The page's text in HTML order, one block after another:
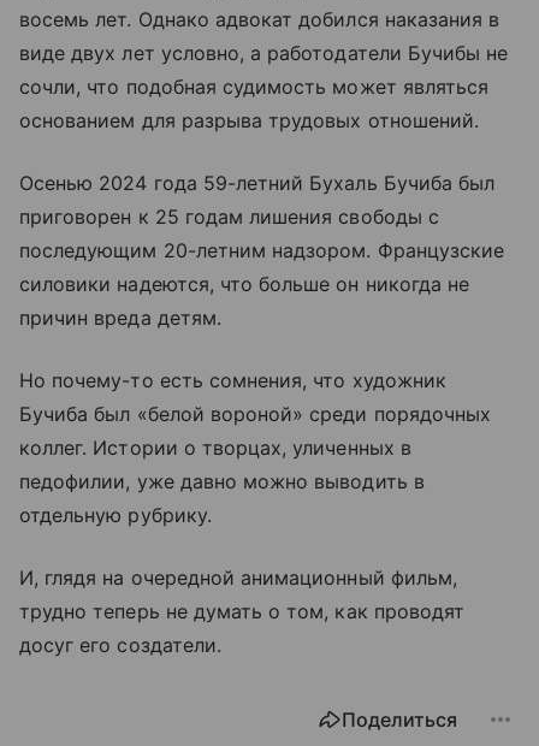
восемь лет. Однако адвокат добился наказания в
виде двух лет условно, а работодатели Бучибы не
сочли, что подобная судимость может являться
основанием для разрыва трудовых отношений.
Осенью 2024 года 59-летний Бухаль Бучиба был
приговорен к 25 годам лишения свободы с
последующим 20-летним надзором. Французские
силовики надеются, что больше он никогда не
причин вреда детям.
Но почему-то есть сомнения, что художник
Бучиба был «белой вороной» среди порядочных
коллег. Истории о творцах, уличенных в
педофилии, уже давно можно выводить в
отдельную рубрику.
И, глядя на очередной анимационный фильм,
трудно теперь не думать о том, как проводят
досуг его создатели.
Поделиться